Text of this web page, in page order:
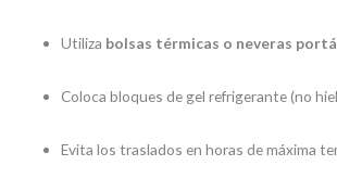
Utiliza bolsas térmicas o neveras
Coloca bloques de gel refrigerante (no
Evita los traslados en horas de máxima